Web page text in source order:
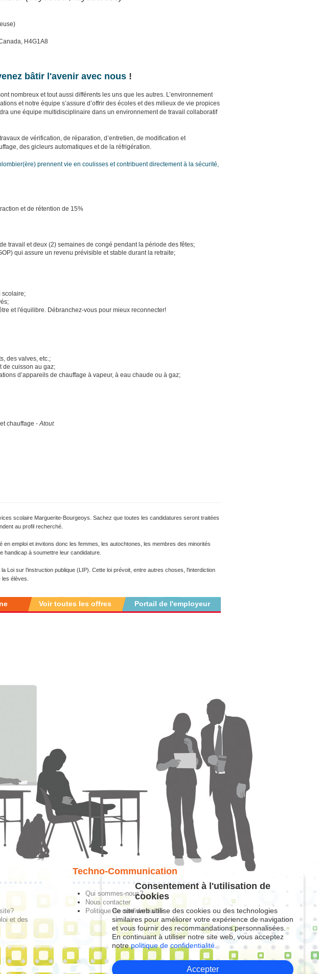
H4G1A8
bâtir l'avenir avec nous !
nombreux et tout aussi différents les uns que les autres. L’environnement
et notre équipe s’assure d’offrir des écoles et des milieux de vie propices
une équipe multidisciplinaire dans un environnement de travail collaboratif
de vérification, de réparation, d’entretien, de modification et
des gicleurs automatiques et de la réfrigération.
prennent vie en coulisses et contribuent directement à la sécurité,
et de rétention de 15%
travail et deux (2) semaines de congé pendant la période des fêtes;
qui assure un revenu prévisible et stable durant la retraite;
scolaire;
et l'équilibre. Débranchez-vous pour mieux reconnecter!
des valves, etc.;
de cuisson au gaz;
d’appareils de chauffage à vapeur, à eau chaude ou à gaz;
chauffage -Atout
scolaire Marguerite-Bourgeoys. Sachez que toutes les candidatures seront traitées
au profil recherché.
emploi et invitons donc les femmes, les autochtones, les membres des minorités
handicap à soumettre leur candidature.
Loi sur l’instruction publique (LIP). Cette loi prévoit, entre autres choses, l'interdiction
élèves.
Portail de l'employeur
Voir toutes les offres
et des
Techno-Communication
Qui sommes-nous?
Nous contacter
Politique de confidentialité
Consentement à l'utilisation de
cookies
Ce site web utilise des cookies ou des technologies
similaires pour améliorer votre expérience de navigation
et vous fournir des recommandations personnalisées.
En continuant à utiliser notre site web, vous acceptez
notrepolitique de confidentialité.
Accepter